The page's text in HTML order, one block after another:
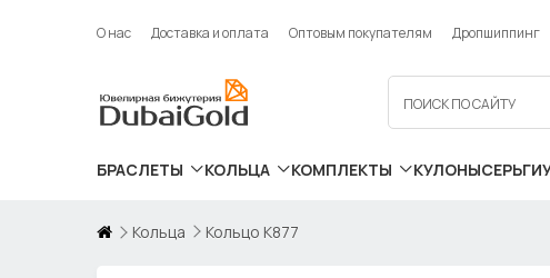
О нас Доставка и оплата Оптовым покупателям Дропшиппинг
БРАСЛЕТЫ КОЛЬЦА КОМПЛЕКТЫ КУЛОНЫСЕРЬГИ
Кольца Кольцо К877